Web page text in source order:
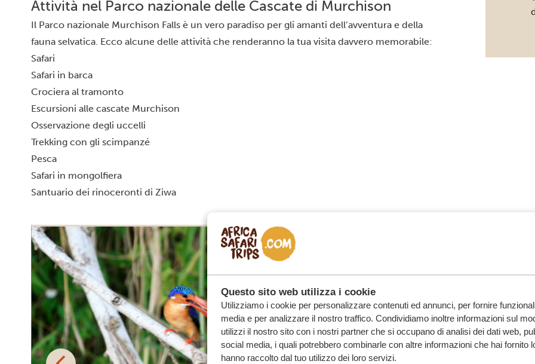
Questo sito web utilizza i cookie
Utilizziamo i cookie per personalizzare contenuti ed annunci, per fornire
media e per analizzare il nostro traffico. Condividiamo inoltre informazioni sul
utilizzi il nostro sito con i nostri partner che si occupano di analisi dei dati web,
social media, i quali potrebbero combinarle con altre informazioni che hai fornito
hanno raccolto dal tuo utilizzo dei loro servizi.
Attività nel Parco nazionale delle Cascate di Murchison
Il Parco nazionale Murchison Falls è un vero paradiso per gli amanti dell’avventura e della
fauna selvatica. Ecco alcune delle attività che renderanno la tua visita davvero memorabile:
Safari
Safari in barca
Crociera al tramonto
Escursioni alle cascate Murchison
Osservazione degli uccelli
Trekking con gli scimpanzé
Pesca
Safari in mongolfiera
Santuario dei rinoceronti di Ziwa